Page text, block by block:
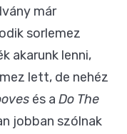
már
sorlemez
akarunk lenni,
lett, de nehéz
és a Do The
jobban szólnak